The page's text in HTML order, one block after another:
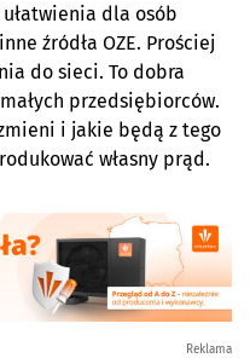
ułatwienia dla osób
źródła OZE. Prościej
do sieci. To dobra
przedsiębiorców.
i jakie będą z tego
własny prąd.
Reklama